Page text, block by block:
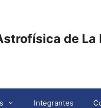
de La
Integrantes